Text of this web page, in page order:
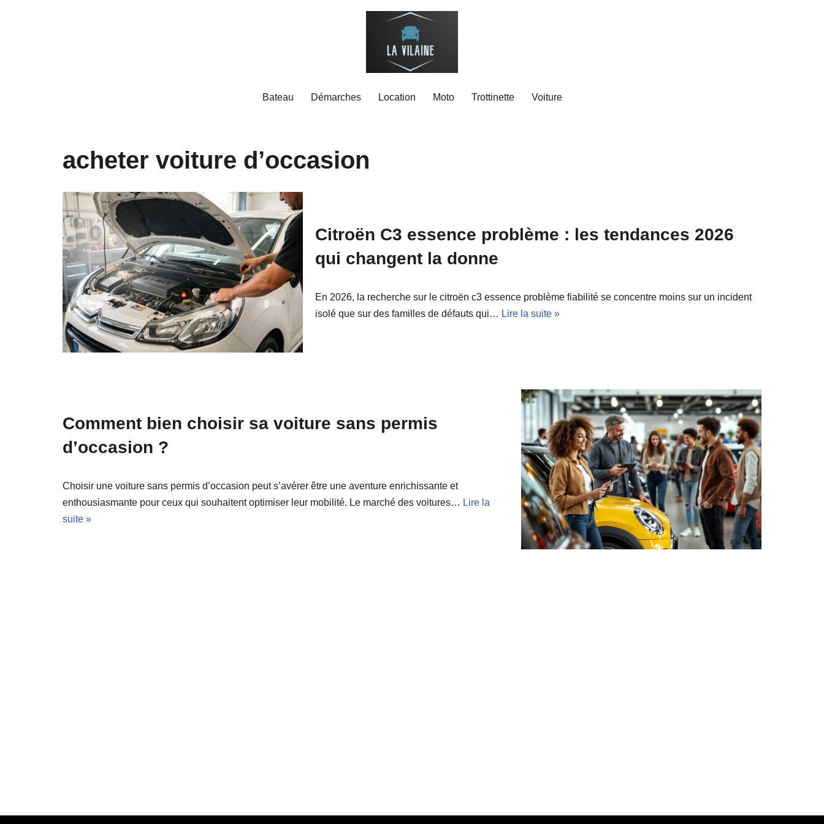
Bateau Démarches Location Moto Trottinette Voiture
acheter voiture d’occasion
Citroën C3 essence problème : les tendances 2026
qui changent la donne
En 2026, la recherche sur le citroën c3 essence problème fiabilité se concentre moins sur un incident
isolé que sur des familles de défauts qui… Lire la suite »
Comment bien choisir sa voiture sans permis
d’occasion ?
Choisir une voiture sans permis d’occasion peut s’avérer être une aventure enrichissante et
enthousiasmante pour ceux qui souhaitent optimiser leur mobilité. Le marché des voitures… Lire la
suite »